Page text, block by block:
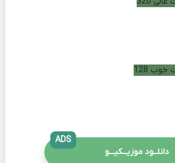
128
دانلــود موزیــکیـــو
ADS